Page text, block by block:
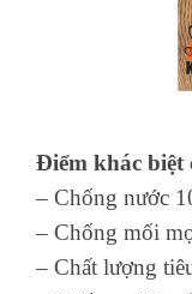
Điểm khác biệt
– Chống nước
– Chống mối
– Chất lượng